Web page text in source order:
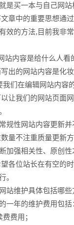
是买一本与自己网
章中的重要思想通
效的方法,目前我非
站内容是给什么人看
出的网站内容是化
我们在编辑网站内容
让我们的网站页面
规性网站内容更新
量不注重质量更新
加强相关性、原创
各位站长在有空的
。
站维护具体包括哪些
一年的维护费用包括
费用；